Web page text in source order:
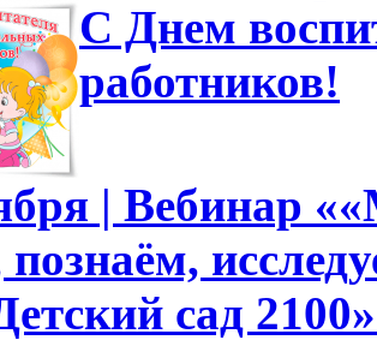
С Днем
работников!
| Вебинар
сад